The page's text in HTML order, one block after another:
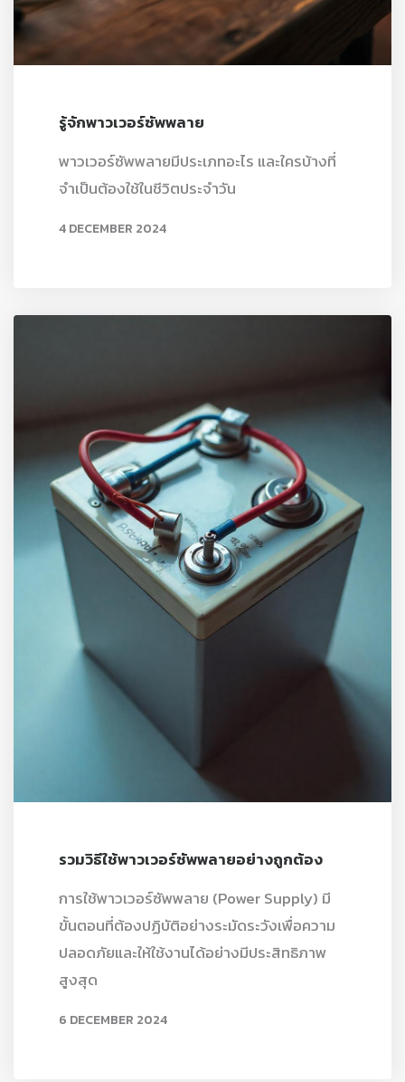
รู้จักพาวเวอร์ซัพพลาย
พาวเวอร์ซัพพลายมีประเภทอะไร และใครบ้างที่
จำเป็นต้องใช้ในชีวิตประจำวัน
4 DECEMBER 2024
รวมวิธีใช้พาวเวอร์ซัพพลายอย่างถูกต้อง
การใช้พาวเวอร์ซัพพลาย (Power Supply) มี
ขั้นตอนที่ต้องปฏิบัติอย่างระมัดระวังเพื่อความ
ปลอดภัยและให้ใช้งานได้อย่างมีประสิทธิภาพ
สูงสุด
6 DECEMBER 2024